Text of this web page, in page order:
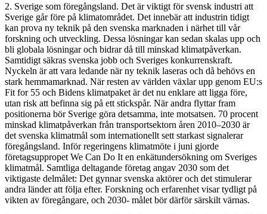
2. Sverige som föregångsland. Det är viktigt för svensk industri att
Sverige går före på klimatområdet. Det innebär att industrin tidigt
kan prova ny teknik på den svenska marknaden i närhet till vår
forskning och utveckling. Dessa lösningar kan sedan skalas upp och
bli globala lösningar och bidrar då till minskad klimatpåverkan.
Samtidigt säkras svenska jobb och Sveriges konkurrenskraft.
Nyckeln är att vara ledande när ny teknik laseras och då behövs en
stark hemmamarknad. När resten av världen växlar upp genom EU:s
Fit for 55 och Bidens klimatpaket är det nu enklare att ligga före,
utan risk att befinna sig på ett stickspår. När andra flyttar fram
positionerna bör Sverige göra detsamma, inte motsatsen. 70 procent
minskad klimatpåverkan från transportsektorn åren 2010–2030 är
det svenska klimatmål som internationellt sett starkast signalerar
föregångsland. Inför regeringens klimatmöte i juni gjorde
företagsuppropet We Can Do It en enkätundersökning om Sveriges
klimatmål. Samtliga deltagande företag angav 2030 som det
viktigaste delmålet: Det gynnar svenska aktörer och det stimulerar
andra länder att följa efter. Forskning och erfarenhet visar tydligt på
vikten av föregångare, och 2030- målet bör därför särskilt värnas.